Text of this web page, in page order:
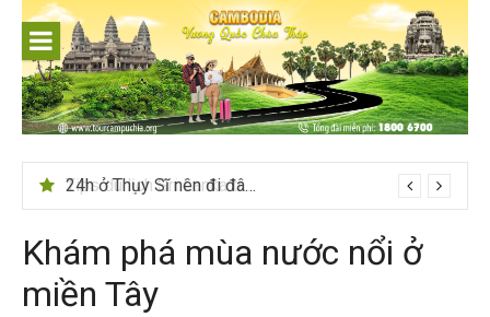
content
24h ở Thụy Sĩ nên đi đâu, chơi gì?
Khám phá mùa nước nổi ở
miền Tây